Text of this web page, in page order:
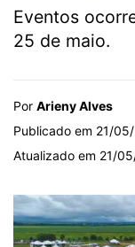
Eventos
25 de maio.
Por Arieny Alves
Publicado em 21/
Atualizado em 21/